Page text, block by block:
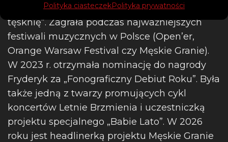
Polityka ciasteczekPolityka prywatności
wydała swój debiutancki album „kocham i
tęsknię”. Zagrała podczas najważniejszych
festiwali muzycznych w Polsce (Open’er,
Orange Warsaw Festival czy Męskie Granie).
W 2023 r. otrzymała nominację do nagrody
Fryderyk za „Fonograficzny Debiut Roku”. Była
także jedną z twarzy promujących cykl
koncertów Letnie Brzmienia i uczestniczką
projektu specjalnego „Babie Lato”. W 2026
roku jest headlinerką projektu Męskie Granie